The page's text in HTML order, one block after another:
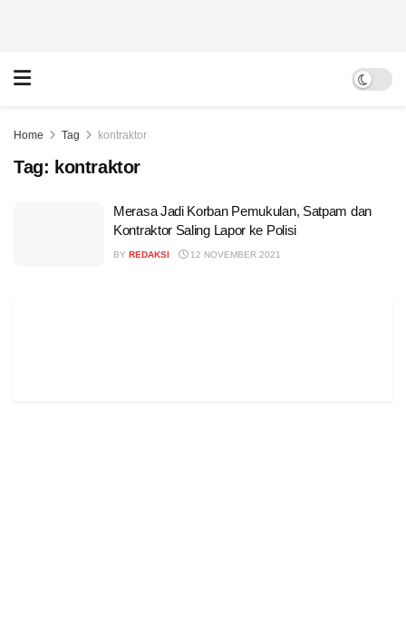
Home Tag kontraktor
Tag: kontraktor
Merasa Jadi Korban Pemukulan, Satpam dan
Kontraktor Saling Lapor ke Polisi
BY REDAKSI 12 NOVEMBER 2021